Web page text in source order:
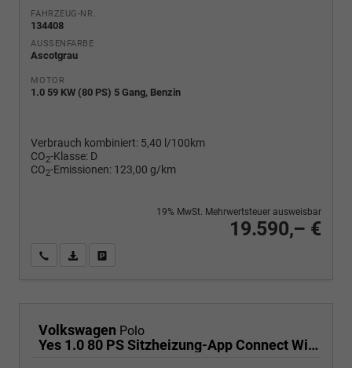
FAHRZEUG-NR.
134408
AUSSENFARBE
Ascotgrau
MOTOR
1.0 59 KW (80 PS) 5 Gang, Benzin
Verbrauch kombiniert: 5,40 l/100km
CO2-Klasse: D
CO2-Emissionen: 123,00 g/km
19.590,– €
19% MwSt. Mehrwertsteuer ausweisbar
Wir rufen Sie anPDF-Fahrzeugexposé drucken
Volkswagen Polo
Yes 1.0 80 PS Sitzheizung-App Connect Wireless-Einparkhilfe-Klima-Sofort